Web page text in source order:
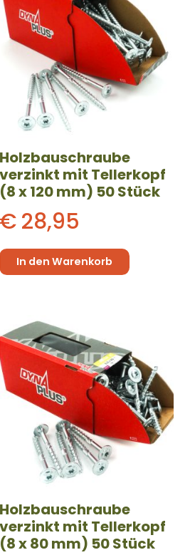
Holzbauschraube
verzinkt mit Tellerkopf
(8 x 120 mm) 50 Stück
€28,95
In den Warenkorb
Holzbauschraube
verzinkt mit Tellerkopf
(8 x 80 mm) 50 Stück